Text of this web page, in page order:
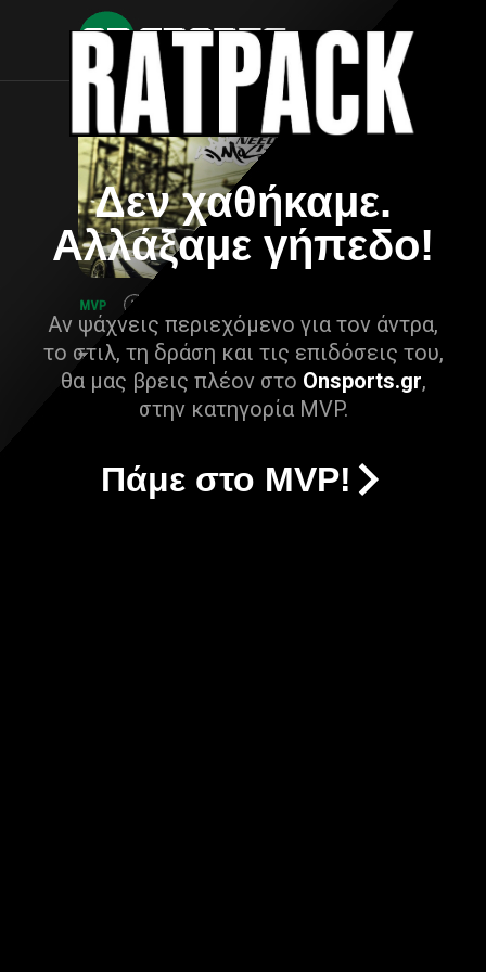
Δεν χαθήκαμε.
Αλλάξαμε γήπεδο!
Αν ψάχνεις περιεχόμενο για τον άντρα,
το στιλ, τη δράση και τις επιδόσεις του,
θα μας βρεις πλέον στο Onsports.gr,
στην κατηγορία MVP.
Πάμε στο MVP!